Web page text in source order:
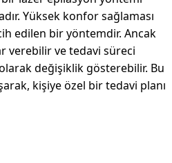
Yüksek konfor sağlaması
edilen bir yöntemdir. Ancak
verebilir ve tedavi süreci
değişiklik gösterebilir. Bu
kişiye özel bir tedavi planı